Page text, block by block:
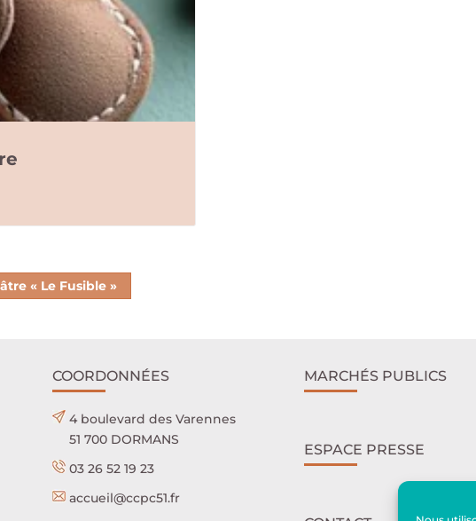
« Le Fusible »
COORDONNÉES
4 boulevard des Varennes
51 700 DORMANS
03 26 52 19 23
accueil@ccpc51.fr
MARCHÉS PUBLICS
ESPACE PRESSE